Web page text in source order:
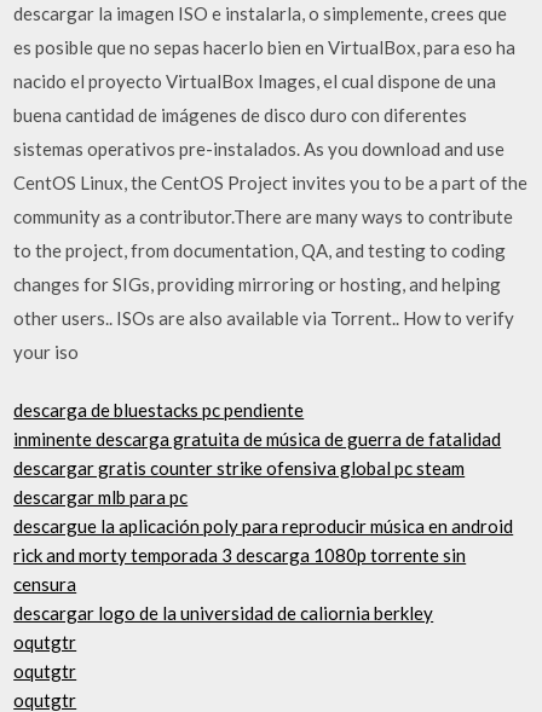
descargar la imagen ISO e instalarla, o simplemente, crees que
es posible que no sepas hacerlo bien en VirtualBox, para eso ha
nacido el proyecto VirtualBox Images, el cual dispone de una
buena cantidad de imágenes de disco duro con diferentes
sistemas operativos pre-instalados. As you download and use
CentOS Linux, the CentOS Project invites you to be a part of the
community as a contributor.There are many ways to contribute
to the project, from documentation, QA, and testing to coding
changes for SIGs, providing mirroring or hosting, and helping
other users.. ISOs are also available via Torrent.. How to verify
your iso
descarga de bluestacks pc pendiente
inminente descarga gratuita de música de guerra de fatalidad
descargar gratis counter strike ofensiva global pc steam
descargar mlb para pc
descargue la aplicación poly para reproducir música en android
rick and morty temporada 3 descarga 1080p torrente sin
censura
descargar logo de la universidad de caliornia berkley
oqutgtr
oqutgtr
oqutgtr